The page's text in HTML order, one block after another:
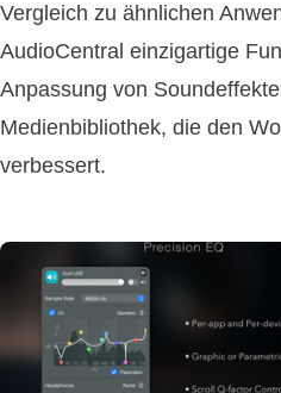
Vergleich zu ähnlichen
AudioCentral einzigartige
Anpassung von
Medienbibliothek, die den
verbessert.